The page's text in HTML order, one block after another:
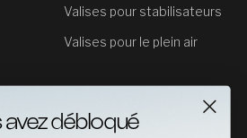
Valises pour stabilisateurs
Valises pour le plein air
avez débloqué